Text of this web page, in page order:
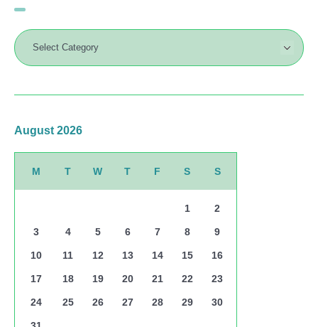
August 2026
M T W T F S S
1 2
3 4 5 6 7 8 9
10 11 12 13 14 15 16
17 18 19 20 21 22 23
24 25 26 27 28 29 30